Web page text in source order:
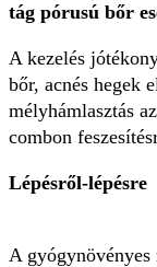
tág pórusú bőr
A kezelés
bőr, acnés hegek
mélyhámlasztás
combon
Lépésről-lépésre
A gyógynövényes